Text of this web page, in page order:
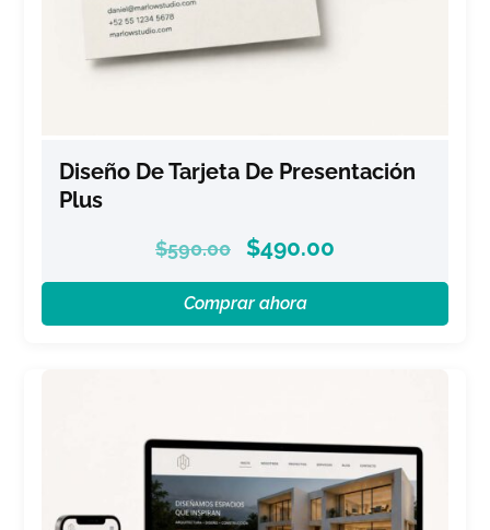
Diseño De Tarjeta De Presentación
Plus
$590.00 $490.00
Comprar ahora